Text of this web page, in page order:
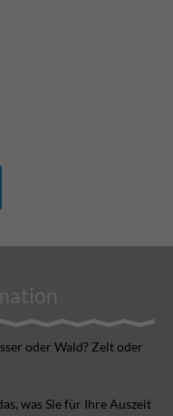
oder Wald? Zelt oder
was Sie für Ihre Aus­zeit